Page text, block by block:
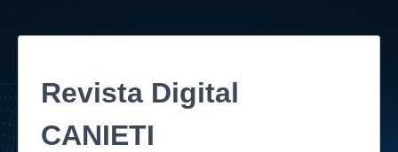
Revista Digital
CANIETI